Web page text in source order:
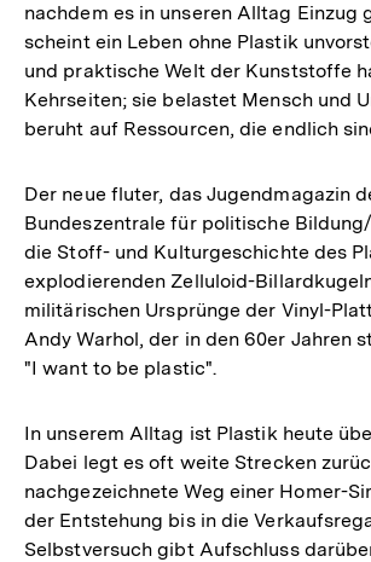
nachdem es in unseren Alltag Einzug
scheint ein Leben ohne Plastik
und praktische Welt der Kunststoffe
Kehrseiten; sie belastet Mensch und
beruht auf Ressourcen, die endlich
Der neue fluter, das Jugendmagazin
Bundeszentrale für politische
die Stoff- und Kulturgeschichte des
explodierenden Zelluloid-
militärischen Ursprünge der Vinyl-
Andy Warhol, der in den 60er Jahren
"I want to be plastic".
In unserem Alltag ist Plastik heute
Dabei legt es oft weite Strecken
nachgezeichnete Weg einer Homer-
der Entstehung bis in die
Selbstversuch gibt Aufschluss